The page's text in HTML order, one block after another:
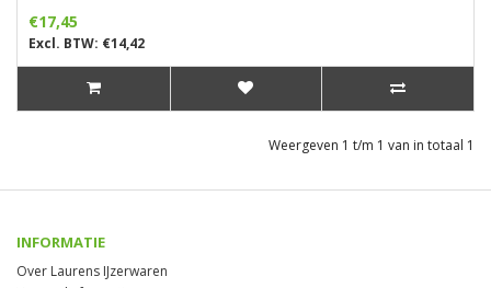
€17,45
Excl. BTW: €14,42
Weergeven 1 t/m 1 van in totaal 1
INFORMATIE
Over Laurens IJzerwaren